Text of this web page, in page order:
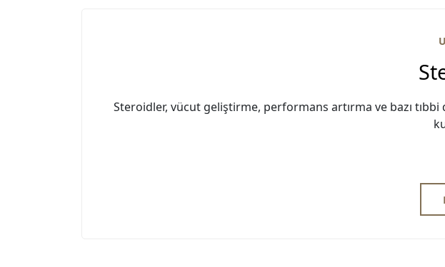
Steroidler, vücut geliştirme, performans artırma ve bazı